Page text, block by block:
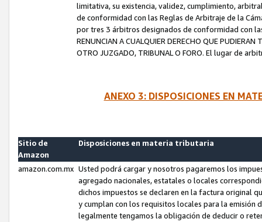
limitativa, su existencia, validez, cumplimiento,
de conformidad con las Reglas de Arbitraje de la
por tres 3 árbitros designados de conformidad con las
RENUNCIAN A CUALQUIER DERECHO QUE
OTRO JUZGADO, TRIBUNAL O FORO. El lugar de
ANEXO 3: DISPOSICIONES EN
Sitio de
Amazon
Disposiciones en materia tributaria
amazon.com.mx Usted podrá cargar y nosotros pagaremos los
agregado nacionales, estatales o locales
dichos impuestos se declaren en la factura original
y cumplan con los requisitos locales para la emisión
legalmente tengamos la obligación de deducir o